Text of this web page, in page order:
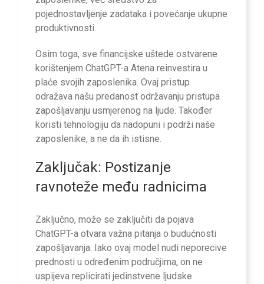
pojednostavljenje zadataka i povećanje ukupne
produktivnosti.
Osim toga, sve financijske uštede ostvarene
korištenjem ChatGPT-a Atena reinvestira u
plaće svojih zaposlenika. Ovaj pristup
odražava našu predanost održavanju pristupa
zapošljavanju usmjerenog na ljude. Također
koristi tehnologiju da nadopuni i podrži naše
zaposlenike, a ne da ih istisne.
Zaključak: Postizanje
ravnoteže među radnicima
Zaključno, može se zaključiti da pojava
ChatGPT-a otvara važna pitanja o budućnosti
zapošljavanja. Iako ovaj model nudi neporecive
prednosti u određenim područjima, on ne
uspijeva replicirati jedinstvene ljudske